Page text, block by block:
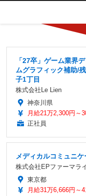
「27卒」ゲーム業界
ムグラフィック補助/
子1丁目
株式会社Le Lien
神奈川県
月給21万2,300円～
正社員
メディカルコミュニ
株式会社EPファーマラ
東京都
月給31万6,666円～